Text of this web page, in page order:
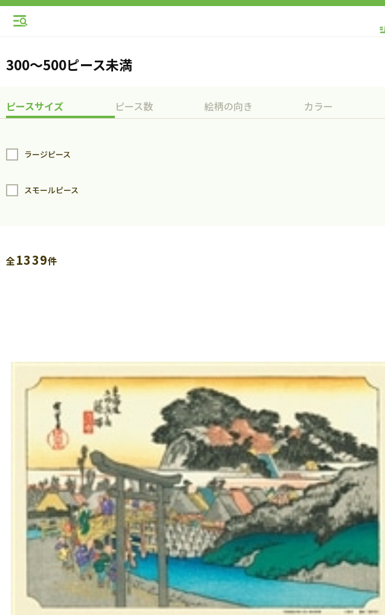
300～500ピース未満
ピースサイズ ピース数 絵柄の向き カラー
ラージピース
スモールピース
全1339件